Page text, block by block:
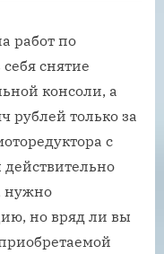
работ по
снятие
консоли, а
рублей только за
с
нужно
но вряд ли вы